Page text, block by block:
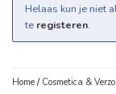
Helaas kun je niet
te registeren.
Home / Cosmetica &